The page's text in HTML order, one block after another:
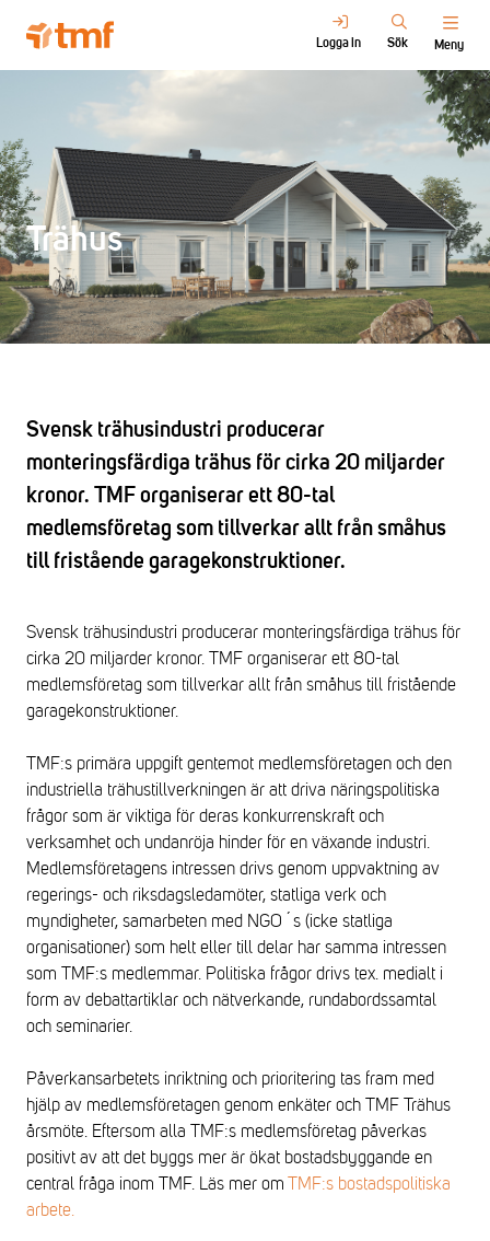
Logga in Sök Meny
Trähus
Svensk trähusindustri producerar
monteringsfärdiga trähus för cirka 20 miljarder
kronor. TMF organiserar ett 80-tal
medlemsföretag som tillverkar allt från småhus
till fristående garagekonstruktioner.
Svensk trähusindustri producerar monteringsfärdiga trähus för
cirka 20 miljarder kronor. TMF organiserar ett 80-tal
medlemsföretag som tillverkar allt från småhus till fristående
garagekonstruktioner.
TMF:s primära uppgift gentemot medlemsföretagen och den
industriella trähustillverkningen är att driva näringspolitiska
frågor som är viktiga för deras konkurrenskraft och
verksamhet och undanröja hinder för en växande industri.
Medlemsföretagens intressen drivs genom uppvaktning av
regerings- och riksdagsledamöter, statliga verk och
myndigheter, samarbeten med NGO´s (icke statliga
organisationer) som helt eller till delar har samma intressen
som TMF:s medlemmar. Politiska frågor drivs tex. medialt i
form av debattartiklar och nätverkande, rundabordssamtal
och seminarier.
Påverkansarbetets inriktning och prioritering tas fram med
hjälp av medlemsföretagen genom enkäter och TMF Trähus
årsmöte. Eftersom alla TMF:s medlemsföretag påverkas
positivt av att det byggs mer är ökat bostadsbyggande en
central fråga inom TMF. Läs mer om TMF:s bostadspolitiska
arbete.